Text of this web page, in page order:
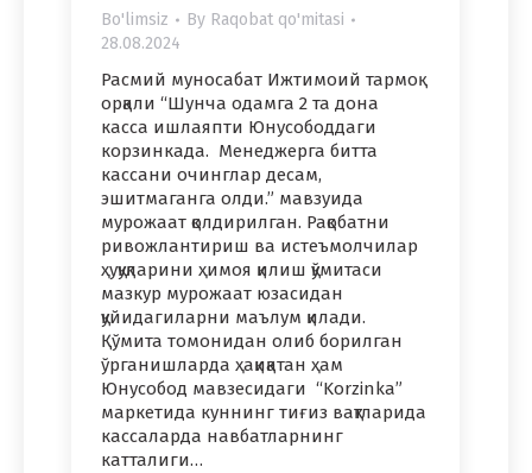
Bo'limsiz By Raqobat qo'mitasi
28.08.2024
Расмий муносабат Ижтимоий тармоқ
орқали “Шунча одамга 2 та дона
касса ишлаяпти Юнусободдаги
корзинкада. Менеджерга битта
кассани очинглар десам,
эшитмаганга олди.” мавзуида
мурожаат қолдирилган. Рақобатни
ривожлантириш ва истеъмолчилар
ҳуқуқларини ҳимоя қилиш қўмитаси
мазкур мурожаат юзасидан
қуйидагиларни маълум қилади.
Қўмита томонидан олиб борилган
ўрганишларда ҳақиқатан ҳам
Юнусобод мавзесидаги “Korzinka”
маркетида куннинг тиғиз вақтларида
кассаларда навбатларнинг
катталиги…